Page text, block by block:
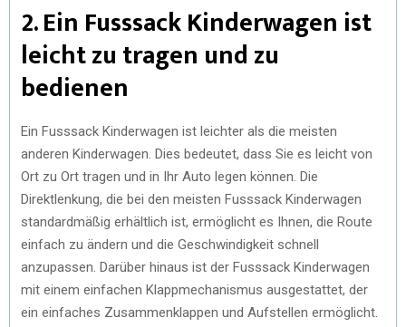
2. Ein Fusssack Kinderwagen ist
leicht zu tragen und zu
bedienen
Ein Fusssack Kinderwagen ist leichter als die meisten
anderen Kinderwagen. Dies bedeutet, dass Sie es leicht von
Ort zu Ort tragen und in Ihr Auto legen können. Die
Direktlenkung, die bei den meisten Fusssack Kinderwagen
standardmäßig erhältlich ist, ermöglicht es Ihnen, die Route
einfach zu ändern und die Geschwindigkeit schnell
anzupassen. Darüber hinaus ist der Fusssack Kinderwagen
mit einem einfachen Klappmechanismus ausgestattet, der
ein einfaches Zusammenklappen und Aufstellen ermöglicht.